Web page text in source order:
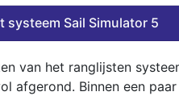
systeem Sail Simulator 5
van het ranglijsten
afgerond. Binnen een